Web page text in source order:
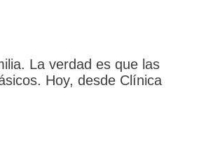
La verdad es que las
Hoy, desde Clínica